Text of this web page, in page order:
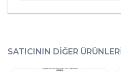
SATICININ DIĞER